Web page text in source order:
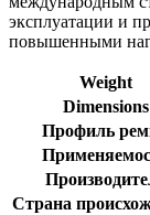
эксплуатации и
повышенными
Weight
Dimensions
Профиль
Страна